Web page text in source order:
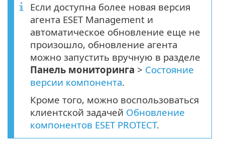
Если доступна более новая версия
агента ESET Management и
автоматическое обновление еще не
произошло, обновление агента
можно запустить вручную в разделе
Панель мониторинга > Состояние
версии компонента.
Кроме того, можно воспользоваться
клиентской задачей Обновление
компонентов ESET PROTECT.